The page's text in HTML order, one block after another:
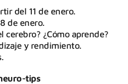
del 11 de enero.
de enero.
cerebro? ¿Cómo aprende?
y rendimiento.
tips